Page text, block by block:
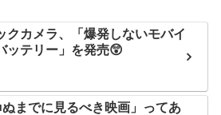
クカメラ、「爆発しないモバイ
ッテリー」を発売😲
ぬまでに見るべき映画」ってあ